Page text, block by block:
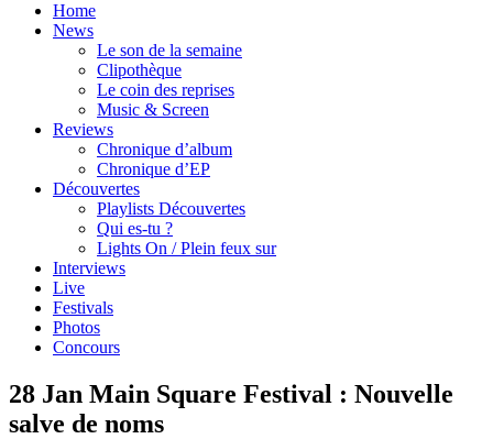
Home
News
Le son de la semaine
Clipothèque
Le coin des reprises
Music & Screen
Reviews
Chronique d’album
Chronique d’EP
Découvertes
Playlists Découvertes
Qui es-tu ?
Lights On / Plein feux sur
Interviews
Live
Festivals
Photos
Concours
28 Jan Main Square Festival : Nouvelle
salve de noms